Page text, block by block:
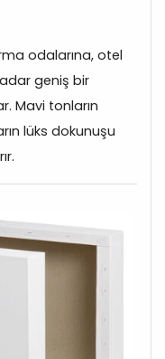
odalarına, otel
geniş bir
Mavi tonların
lüks dokunuşu